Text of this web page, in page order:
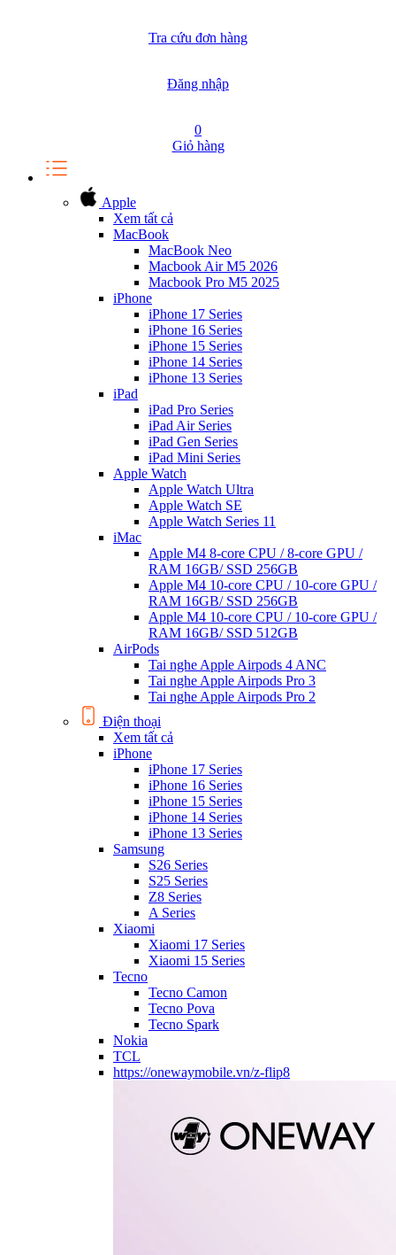
Tra cứu đơn hàng
Đăng nhập
0
Giỏ hàng
Apple
Xem tất cả
MacBook
MacBook Neo
Macbook Air M5 2026
Macbook Pro M5 2025
iPhone
iPhone 17 Series
iPhone 16 Series
iPhone 15 Series
iPhone 14 Series
iPhone 13 Series
iPad
iPad Pro Series
iPad Air Series
iPad Gen Series
iPad Mini Series
Apple Watch
Apple Watch Ultra
Apple Watch SE
Apple Watch Series 11
iMac
Apple M4 8-core CPU / 8-core GPU /
RAM 16GB/ SSD 256GB
Apple M4 10-core CPU / 10-core GPU /
RAM 16GB/ SSD 256GB
Apple M4 10-core CPU / 10-core GPU /
RAM 16GB/ SSD 512GB
AirPods
Tai nghe Apple Airpods 4 ANC
Tai nghe Apple Airpods Pro 3
Tai nghe Apple Airpods Pro 2
Điện thoại
Xem tất cả
iPhone
iPhone 17 Series
iPhone 16 Series
iPhone 15 Series
iPhone 14 Series
iPhone 13 Series
Samsung
S26 Series
S25 Series
Z8 Series
A Series
Xiaomi
Xiaomi 17 Series
Xiaomi 15 Series
Tecno
Tecno Camon
Tecno Pova
Tecno Spark
Nokia
TCL
https://onewaymobile.vn/z-flip8